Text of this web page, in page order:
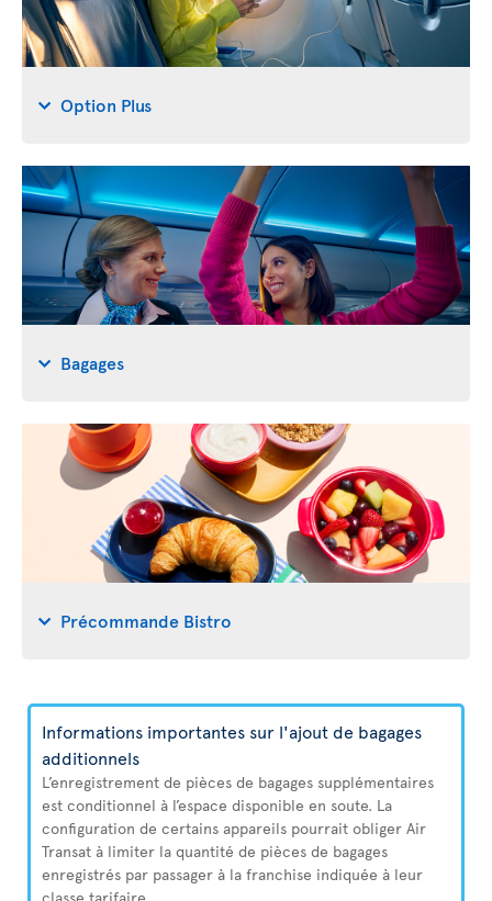
Option Plus
Bagages
Précommande Bistro
Informations importantes sur l'ajout de bagages
additionnels
L’enregistrement de pièces de bagages supplémentaires
est conditionnel à l’espace disponible en soute. La
configuration de certains appareils pourrait obliger Air
Transat à limiter la quantité de pièces de bagages
enregistrés par passager à la franchise indiquée à leur